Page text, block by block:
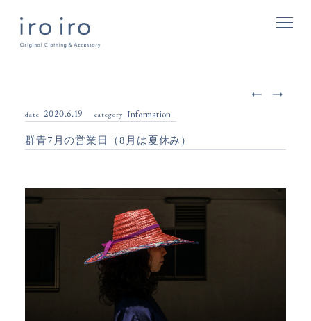
date 2020.6.19 category Information
群青7月の営業日（8月は夏休み）